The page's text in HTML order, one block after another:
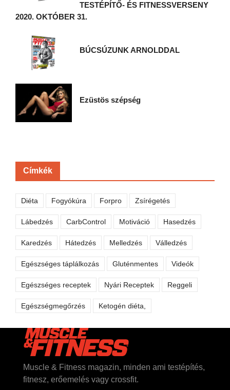
TESTÉPÍTŐ- ÉS FITNESSVERSENY
2020. OKTÓBER 31.
BÚCSÚZUNK ARNOLDDAL
Ezüstös szépség
Címkék
Diéta Fogyókúra Forpro Zsírégetés
Lábedzés CarbControl Motiváció Hasedzés
Karedzés Hátedzés Melledzés Válledzés
Egészséges táplálkozás Gluténmentes Videók
Egészséges receptek Nyári Receptek Reggeli
Egészségmegőrzés Ketogén diéta,
Muscle & Fitness magazin, minden ami testépítés,
fitnesz, erőemelés vagy crossfit.